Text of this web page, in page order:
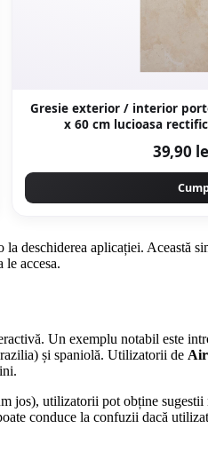
Gresie exterior / interior
39,90
deschiderea aplicației. Această
accesa.
Un exemplu notabil este
și spaniolă. Utilizatorii de
jos), utilizatorii pot obține sugestii
conduce la confuzii dacă